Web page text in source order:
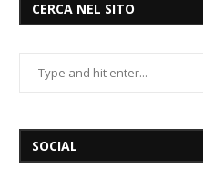
CERCA NEL SITO
SOCIAL